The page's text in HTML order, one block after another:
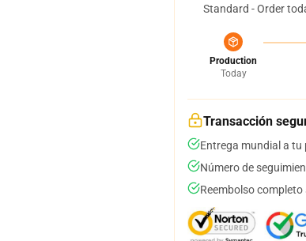
Standard - Order
Production
Today
Transacción
Entrega mundial a tu
Número de
Reembolso